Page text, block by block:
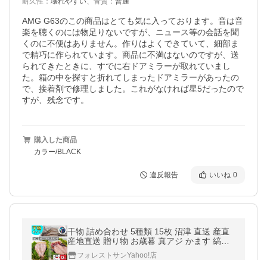
AMG G63のこの商品はとても気に入っております。音は音
楽を聴くのには物足りないですが、ニュース等の会話を聞
くのに不便はありません。作りはよくできていて、細部ま
で精巧に作られています。商品に不満はないのですが、送
られてきたときに、すでに右ドアミラーが取れていまし
た。箱の中を探すと折れてしまったドアミラーがあったの
で、接着剤で修理しました。これがなければ星5だったので
すが、残念です。
購入した商品
カラー/BLACK
違反報告 いいね 0
干物 詰め合わせ 5種類 15枚 沼津 直送 産直
産地直送 贈り物 お歳暮 真アジ かます 縞ほ
っけ 金目鯛 さんま 即日発送
フォレストサンYahoo!店